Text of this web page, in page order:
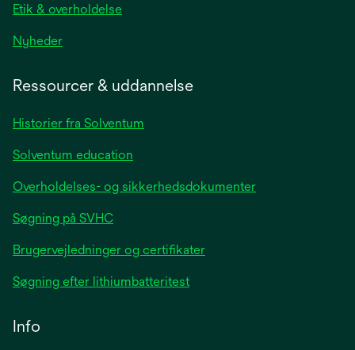
Etik & overholdelse
Nyhederopens
tab
Ressourcer & uddannelse
Historier fra Solventum
Solventum education
Overholdelses- og sikkerhedsdokumenter
Søgning på SVHC
Brugervejledninger og certifikater
Søgning efter lithiumbatteritest
Info